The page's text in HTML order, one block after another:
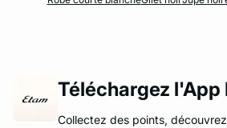
Téléchargez l'App
Collectez des points,